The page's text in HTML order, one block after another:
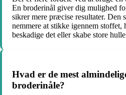
En broderinål giver dig mulighed
sikrer mere præcise resultater. Den
nemmere at stikke igennem stoffet,
beskadige det eller skabe store
Hvad er de mest
broderinåle?